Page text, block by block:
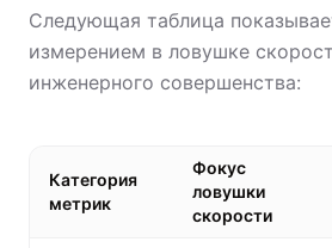
Следующая таблица
измерением в ловушке
инженерного совершенства:
Категория
метрик
Фокус
ловушки
скорости